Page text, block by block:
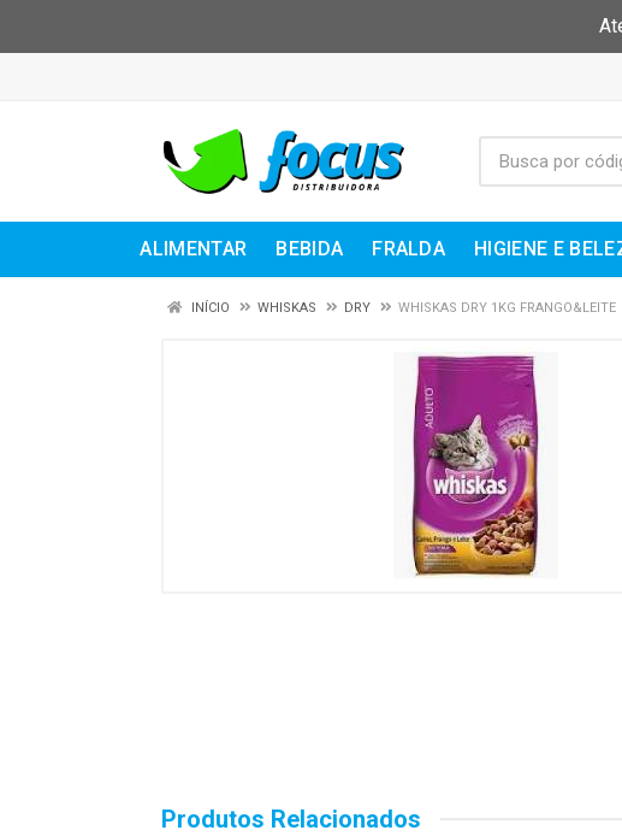
ALIMENTAR BEBIDA FRALDA HIGIENE E
INÍCIO WHISKAS DRY WHISKAS DRY 1KG FRANGO&LEITE
Produtos Relacionados